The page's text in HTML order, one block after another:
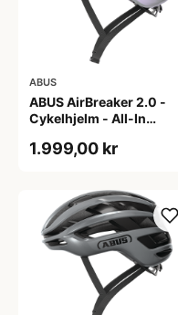
ABUS
ABUS AirBreaker 2.0 -
Cykelhjelm - All-In
1.999,00 kr